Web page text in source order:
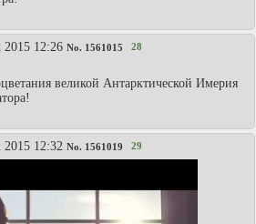
12:26 No. 1561015 28
великой Антарктической Имерия
12:32 No. 1561019 29